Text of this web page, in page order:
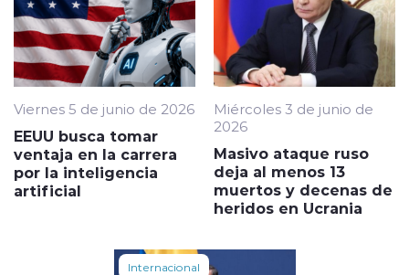
Viernes 5 de junio de 2026
EEUU busca tomar
ventaja en la carrera
por la inteligencia
artificial
Miércoles 3 de junio de
2026
Masivo ataque ruso
deja al menos 13
muertos y decenas de
heridos en Ucrania
Internacional